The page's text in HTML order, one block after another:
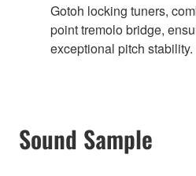
Gotoh locking tuners,
point tremolo bridge,
exceptional pitch stability.
Sound Sample